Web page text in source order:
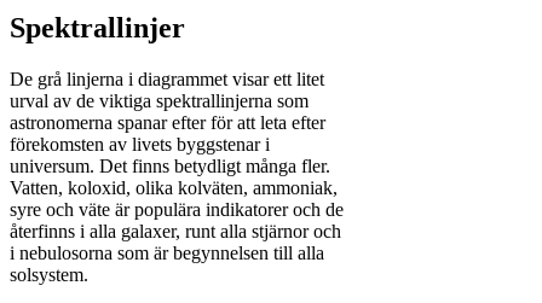
Spektrallinjer
De grå linjerna i diagrammet visar ett litet
urval av de viktiga spektrallinjerna som
astronomerna spanar efter för att leta efter
förekomsten av livets byggstenar i
universum. Det finns betydligt många fler.
Vatten, koloxid, olika kolväten, ammoniak,
syre och väte är populära indikatorer och de
återfinns i alla galaxer, runt alla stjärnor och
i nebulosorna som är begynnelsen till alla
solsystem.